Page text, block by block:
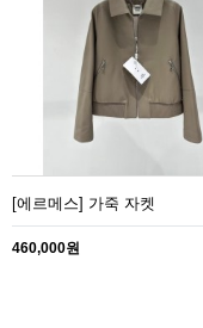
[에르메스] 가죽 자켓
460,000원